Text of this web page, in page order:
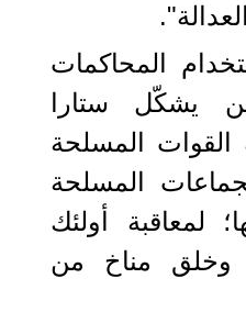
المحاكمات
يشكّل ستارا
المسلحة
المسلحة
لمعاقبة أولئك
وخلق مناخ من